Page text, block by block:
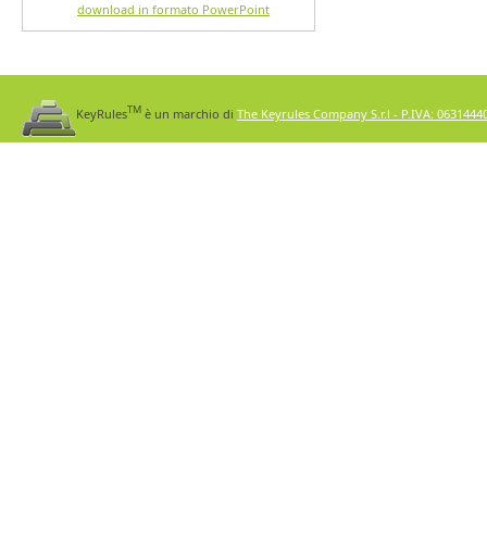
download in formato PowerPoint
KeyRulesTM è un marchio di The Keyrules Company S.r.l - P.IVA: